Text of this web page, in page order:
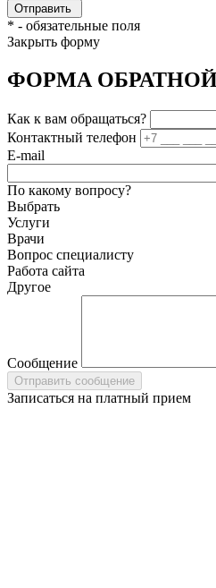
* - обязательные поля
Закрыть форму
ФОРМА
Как к вам обращаться?
Контактный телефон
E-mail
По какому вопросу?
Выбрать
Услуги
Врачи
Вопрос специалисту
Работа сайта
Другое
Сообщение
Записаться на платный прием